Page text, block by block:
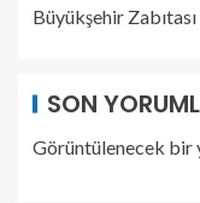
Büyükşehir
SON
Görüntülenecek bir